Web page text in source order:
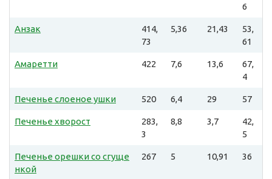
6
Анзак
414,
73
5,36 21,43
53,
61
Амаретти 422 7,6 13,6
67,
4
Печенье слоеное ушки 520 6,4 29 57
Печенье хворост
283,
3
8,8 3,7
42,
5
Печенье орешки со сгуще
нкой
267 5 10,91 36